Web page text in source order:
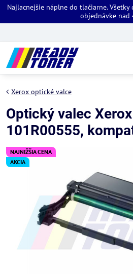
Najlacnejšie náplne do tlačiarne. Všetky
objednávke nad
NAJNIŽŠIA CENA
AKCIA
Xerox optické valce
Optický valec
101R00555,